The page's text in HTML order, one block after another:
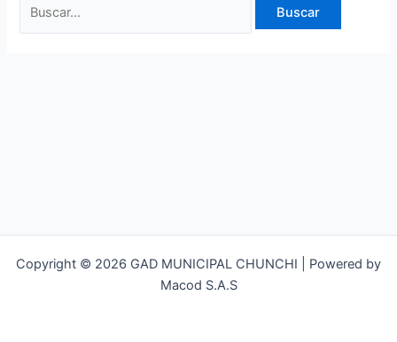
Copyright © 2026 GAD MUNICIPAL CHUNCHI | Powered by
Macod S.A.S